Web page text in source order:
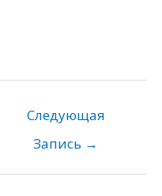
Следующая
Запись →